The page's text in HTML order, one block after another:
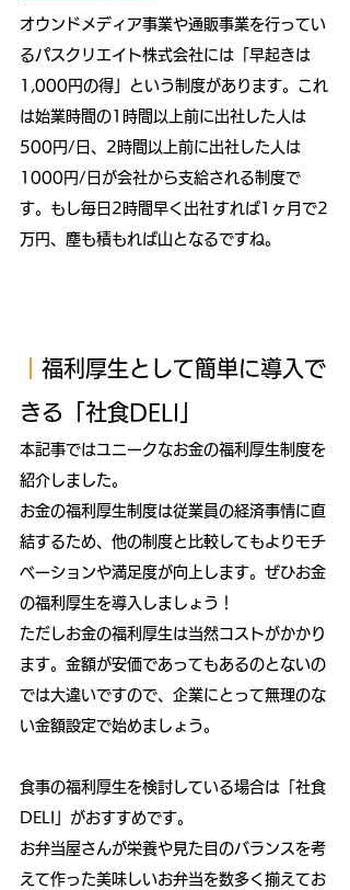
オウンドメディア事業や通販事業を行ってい
るパスクリエイト株式会社には「早起きは
1,000円の得」という制度があります。これ
は始業時間の1時間以上前に出社した人は
500円/日、2時間以上前に出社した人は
1000円/日が会社から支給される制度で
す。もし毎日2時間早く出社すれば1ヶ月で2
万円、塵も積もれば山となるですね。
福利厚生として簡単に導入で
きる「社食DELI」
本記事ではユニークなお金の福利厚生制度を
紹介しました。
お金の福利厚生制度は従業員の経済事情に直
結するため、他の制度と比較してもよりモチ
ベーションや満足度が向上します。ぜひお金
の福利厚生を導入しましょう！
ただしお金の福利厚生は当然コストがかかり
ます。金額が安価であってもあるのとないの
では大違いですので、企業にとって無理のな
い金額設定で始めましょう。
食事の福利厚生を検討している場合は「社食
DELI」がおすすめです。
お弁当屋さんが栄養や見た目のバランスを考
えて作った美味しいお弁当を数多く揃えてお